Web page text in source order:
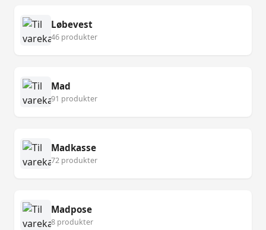
Løbevest
46 produkter
Mad
91 produkter
Madkasse
72 produkter
Madpose
8 produkter